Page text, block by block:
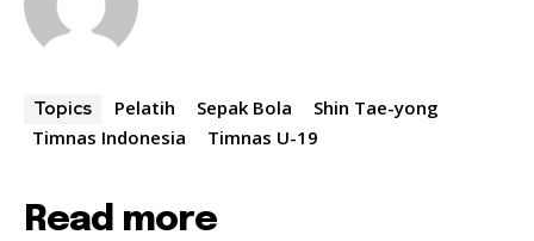
Topics Pelatih Sepak Bola
Shin Tae-yong
Timnas Indonesia
Timnas U-19
Read more